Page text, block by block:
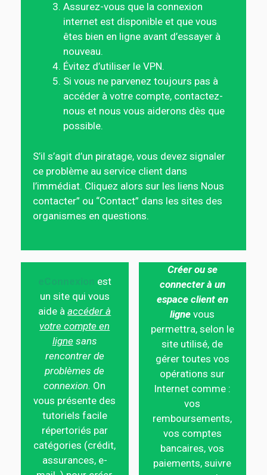
Assurez-vous que la connexion
internet est disponible et que vous
êtes bien en ligne avant d’essayer à
nouveau.
Évitez d’utiliser le VPN.
Si vous ne parvenez toujours pas à
accéder à votre compte, contactez-
nous et nous vous aiderons dès que
possible.
S’il s’agit d’un piratage, vous devez signaler
ce problème au service client dans
l’immédiat. Cliquez alors sur les liens Nous
contacter” ou “Contact” dans les sites des
organismes en questions.
est
un site qui vous
aide àaccéder à
votre compte en
ligne sans
rencontrer de
problèmes de
connexion. On
vous présente des
tutoriels facile
répertoriés par
catégories (crédit,
assurances, e-
Créer ou se
connecter à un
espace client en
ligne vous
permettra, selon le
site utilisé, de
gérer toutes vos
opérations sur
Internet comme :
vos
remboursements,
vos comptes
bancaires, vos
paiements, suivre